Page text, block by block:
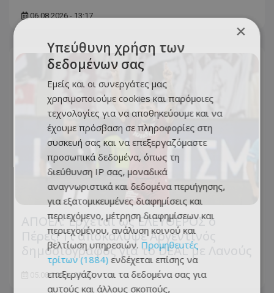
06.08.2026 - 13:17
ΑΠΟΕΛ: Έρχεται ως ΕΛΕΥΘΕΡΟΣ ο
Πέρες! Τι αποκάλυψε Αργεντινός
δημοσιογράφος για το DEAL με Λανούς
05.08.2026 - 23:00
×
Υπεύθυνη χρήση των
δεδομένων σας
Εμείς και οι συνεργάτες μας
χρησιμοποιούμε cookies και παρόμοιες
τεχνολογίες για να αποθηκεύουμε και να
έχουμε πρόσβαση σε πληροφορίες στη
συσκευή σας και να επεξεργαζόμαστε
προσωπικά δεδομένα, όπως τη
διεύθυνση IP σας, μοναδικά
αναγνωριστικά και δεδομένα περιήγησης,
για εξατομικευμένες διαφημίσεις και
περιεχόμενο, μέτρηση διαφημίσεων και
περιεχομένου, ανάλυση κοινού και
βελτίωση υπηρεσιών. Προμηθευτές
τρίτων (1884) ενδέχεται επίσης να
επεξεργάζονται τα δεδομένα σας για
αυτούς και άλλους σκοπούς,